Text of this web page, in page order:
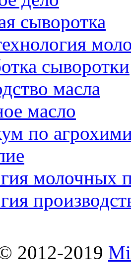
сыворотка
сыворотки
масла
масло
по
молочных
2012-2019